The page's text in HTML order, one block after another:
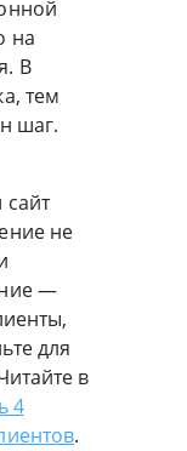
на
В
тем
шаг.
не
—
для
в
4
.